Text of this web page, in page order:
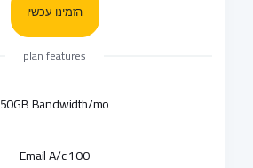
הזמינו עכשיו
plan features
50GB Bandwidth/mo
100 Email A/c